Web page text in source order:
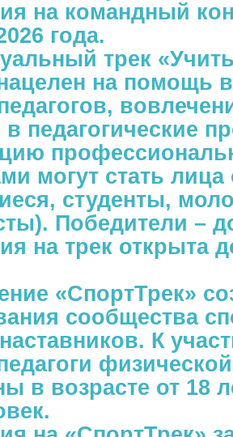
на командный
года.
трек
на помощь
в педагогические
могут стать лица
студенты,
Победители –
на трек открыта
«СпортТрек»
сообщества
К
в возрасте от 18